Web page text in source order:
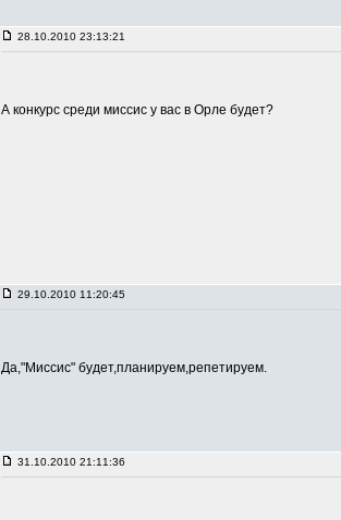
28.10.2010 23:13:21
А конкурс среди миссис у вас в Орле будет?
29.10.2010 11:20:45
Да,"Миссис" будет,планируем,репетируем.
31.10.2010 21:11:36